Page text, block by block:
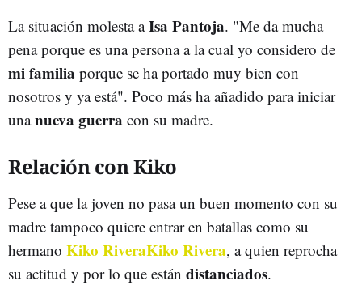
La situación molesta aIsa Pantoja. "Me da mucha
pena porque es una persona a la cual yo considero de
mi familia porque se ha portado muy bien con
nosotros y ya está". Poco más ha añadido para iniciar
unanueva guerra con su madre.
Relación con Kiko
Pese a que la joven no pasa un buen momento con su
madre tampoco quiere entrar en batallas como su
hermano Kiko RiveraKiko Rivera, a quien reprocha
su actitud y por lo que están distanciados.